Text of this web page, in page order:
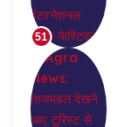
51